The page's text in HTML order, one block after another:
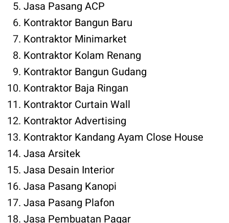
Jasa Pasang ACP
Kontraktor Bangun Baru
Kontraktor Minimarket
Kontraktor Kolam Renang
Kontraktor Bangun Gudang
Kontraktor Baja Ringan
Kontraktor Curtain Wall
Kontraktor Advertising
Kontraktor Kandang Ayam Close House
Jasa Arsitek
Jasa Desain Interior
Jasa Pasang Kanopi
Jasa Pasang Plafon
Jasa Pembuatan Pagar